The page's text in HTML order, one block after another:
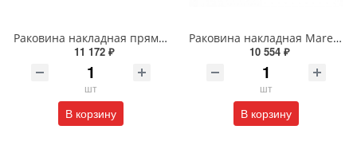
Раковина накладная прямоугольная Wonzon & Woghand TAHOE WW-RN41286-MB черная матовая
11 172 ₽
шт
В корзину
Раковина накладная Maretti Florenza FL13NS66-560 61 см черная
10 554 ₽
шт
В корзину